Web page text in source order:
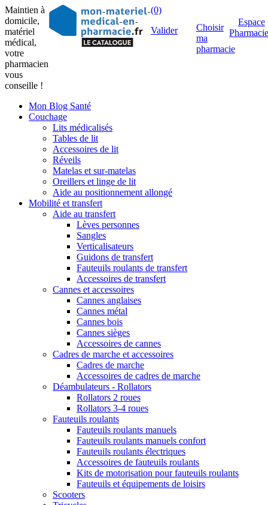
Maintien à
domicile,
matériel
médical,
votre
pharmacien
vous
conseille !
(0)
Valider
Choisir
ma
pharmacie
Espace
Mon Blog Santé
Couchage
Lits médicalisés
Tables de lit
Accessoires de lit
Réveils
Matelas et sur-matelas
Oreillers et linge de lit
Aide au positionnement allongé
Mobilité et transfert
Aide au transfert
Lèves personnes
Sangles
Verticalisateurs
Guidons de transfert
Fauteuils roulants de transfert
Accessoires de transfert
Cannes et accessoires
Cannes anglaises
Cannes métal
Cannes bois
Cannes sièges
Accessoires de cannes
Cadres de marche et accessoires
Cadres de marche
Accessoires de cadres de marche
Déambulateurs - Rollators
Rollators 2 roues
Rollators 3-4 roues
Fauteuils roulants
Fauteuils roulants manuels
Fauteuils roulants manuels confort
Fauteuils roulants électriques
Accessoires de fauteuils roulants
Kits de motorisation pour fauteuils roulants
Fauteuils et équipements de loisirs
Scooters